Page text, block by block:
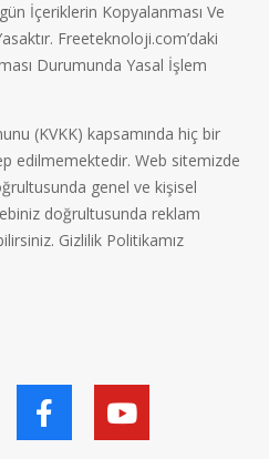
İçeriklerin Kopyalanması Ve
Freeteknoloji.com’daki
Durumunda Yasal İşlem
(KVKK) kapsamında hiç bir
edilmemektedir. Web sitemizde
genel ve kişisel
doğrultusunda reklam
Gizlilik Politikamız